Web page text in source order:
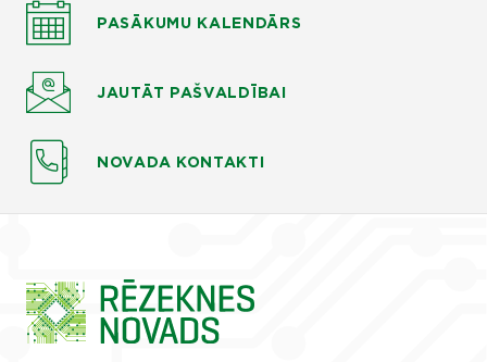
PASĀKUMU KALENDĀRS
JAUTĀT PAŠVALDĪBAI
NOVADA KONTAKTI